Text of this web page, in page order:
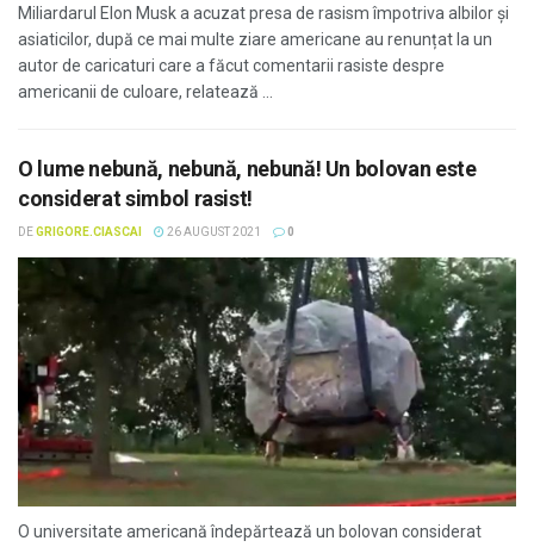
Miliardarul Elon Musk a acuzat presa de rasism împotriva albilor și
asiaticilor, după ce mai multe ziare americane au renunțat la un
autor de caricaturi care a făcut comentarii rasiste despre
americanii de culoare, relatează ...
O lume nebună, nebună, nebună! Un bolovan este
considerat simbol rasist!
DEGRIGORE.CIASCAI 26 AUGUST 2021 0
O universitate americană îndepărtează un bolovan considerat